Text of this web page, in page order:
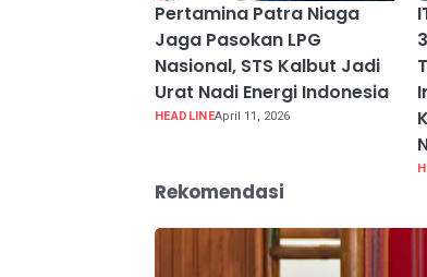
Pertamina Patra Niaga
Jaga Pasokan LPG
Nasional, STS Kalbut Jadi
Urat Nadi Energi Indonesia
HEADLINEApril 11, 2026
Rekomendasi